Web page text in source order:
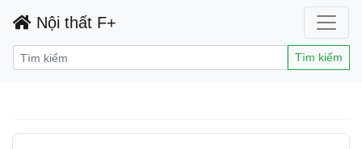
Nội thất F+
Tìm kiếm